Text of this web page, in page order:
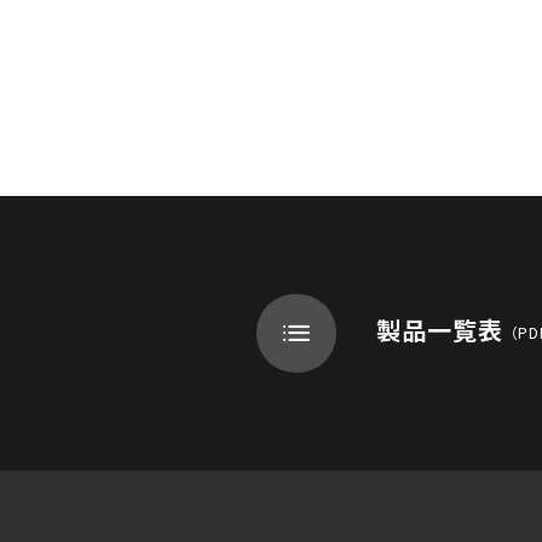
製品一覧表 （